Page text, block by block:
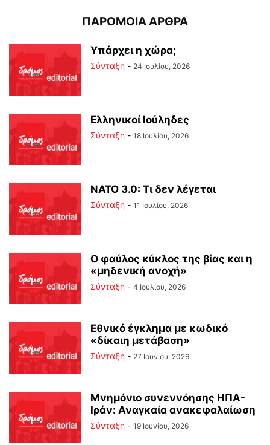
ΠΑΡΟΜΟΙΑ ΑΡΘΡΑ
Υπάρχει η χώρα;
Σύνταξη - 24 Ιουλίου, 2026
Ελληνικοί Ιούληδες
Σύνταξη - 18 Ιουλίου, 2026
ΝΑΤΟ 3.0: Τι δεν λέγεται
Σύνταξη - 11 Ιουλίου, 2026
Ο φαύλος κύκλος της βίας και η
«μηδενική ανοχή»
Σύνταξη - 4 Ιουλίου, 2026
Εθνικό έγκλημα με κωδικό
«δίκαιη μετάβαση»
Σύνταξη - 27 Ιουνίου, 2026
Μνημόνιο συνεννόησης ΗΠΑ-
Ιράν: Αναγκαία ανακεφαλαίωση
Σύνταξη - 19 Ιουνίου, 2026